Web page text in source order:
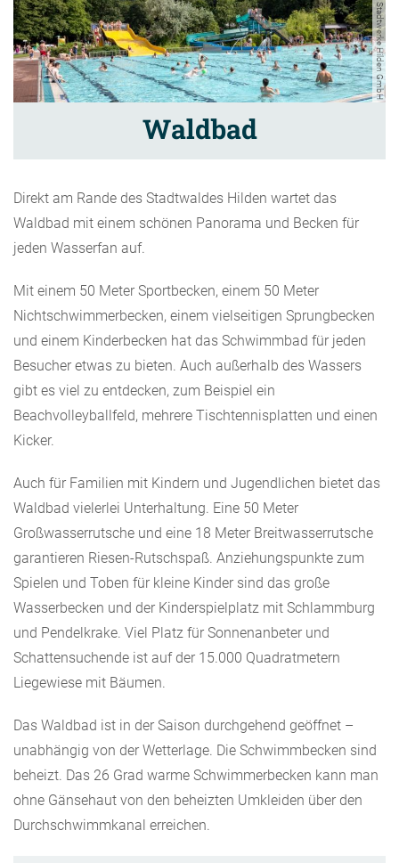
Stadtwerke Hilden GmbH
Waldbad
Direkt am Rande des Stadtwaldes Hilden wartet das
Waldbad mit einem schönen Panorama und Becken für
jeden Wasserfan auf.
Mit einem 50 Meter Sportbecken, einem 50 Meter
Nichtschwimmerbecken, einem vielseitigen Sprungbecken
und einem Kinderbecken hat das Schwimmbad für jeden
Besucher etwas zu bieten. Auch außerhalb des Wassers
gibt es viel zu entdecken, zum Beispiel ein
Beachvolleyballfeld, mehrere Tischtennisplatten und einen
Kicker.
Auch für Familien mit Kindern und Jugendlichen bietet das
Waldbad vielerlei Unterhaltung. Eine 50 Meter
Großwasserrutsche und eine 18 Meter Breitwasserrutsche
garantieren Riesen-Rutschspaß. Anziehungspunkte zum
Spielen und Toben für kleine Kinder sind das große
Wasserbecken und der Kinderspielplatz mit Schlammburg
und Pendelkrake. Viel Platz für Sonnenanbeter und
Schattensuchende ist auf der 15.000 Quadratmetern
Liegewiese mit Bäumen.
Das Waldbad ist in der Saison durchgehend geöffnet –
unabhängig von der Wetterlage. Die Schwimmbecken sind
beheizt. Das 26 Grad warme Schwimmerbecken kann man
ohne Gänsehaut von den beheizten Umkleiden über den
Durchschwimmkanal erreichen.